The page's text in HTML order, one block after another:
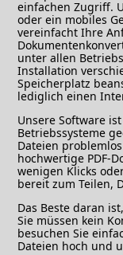
einfachen Zugriff.
oder ein mobiles
vereinfacht Ihre
unter allen
Installation
Speicherplatz
lediglich einen
Unsere Software
Betriebssysteme
Dateien
hochwertige PDF-
wenigen Klicks
bereit zum Teilen,
Das Beste daran
Sie müssen kein
besuchen Sie
Dateien hoch und